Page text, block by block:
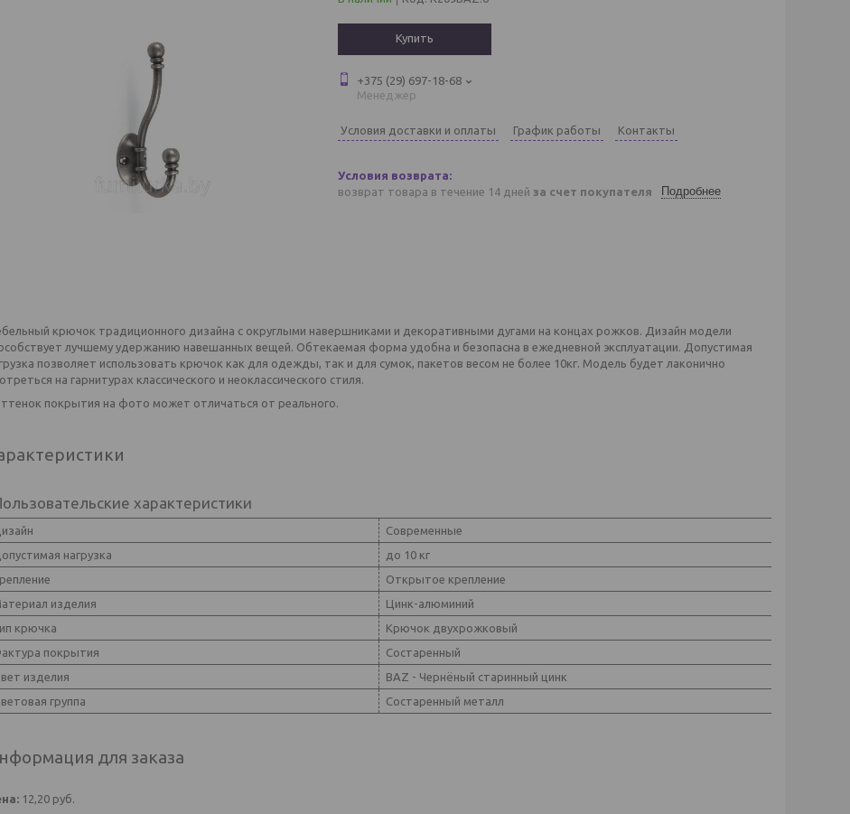
Купить
+375 (29) 697-18-68
Менеджер
Условия доставки и оплаты График работы Контакты
возврат товара в течение 14 дней за счет покупателя Подробнее
крючок традиционного дизайна с округлыми навершниками и декоративными дугами на концах рожков. Дизайн модели
лучшему удержанию навешанных вещей. Обтекаемая форма удобна и безопасна в ежедневной эксплуатации. Допустимая
позволяет использовать крючок как для одежды, так и для сумок, пакетов весом не более 10кг. Модель будет лаконично
на гарнитурах классического и неоклассического стиля.
покрытия на фото может отличаться от реального.
характеристики
Современные
нагрузка
до 10 кг
Открытое крепление
изделия
Цинк-алюминий
крючка
Крючок двухрожковый
покрытия
Состаренный
изделия
BAZ - Чернёный старинный цинк
группа
Состаренный металл
для заказа
12,20 руб.